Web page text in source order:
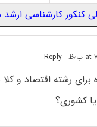
کنکور کارشناسی
- Reply
رشته اقتصاد و کلا
کشوری؟